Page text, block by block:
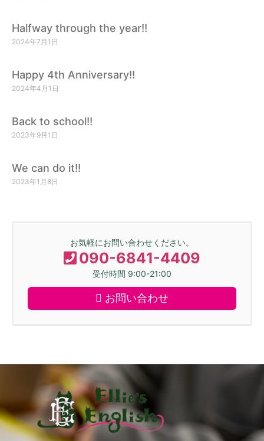
Halfway through the year!!
2024年7月1日
Happy 4th Anniversary!!
2024年4月1日
Back to school!!
2023年9月1日
We can do it!!
2023年1月8日
お気軽にお問い合わせください。
090-6841-4409
受付時間 9:00-21:00
お問い合わせ